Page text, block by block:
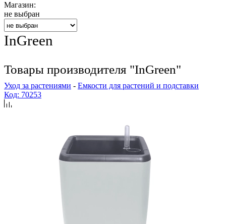
Магазин:
не выбран
InGreen
Товары производителя "InGreen"
Уход за растениями - Емкости для растений и подставки
Код: 70253